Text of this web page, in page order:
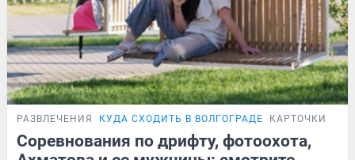
РАЗВЛЕЧЕНИЯ КУДА СХОДИТЬ В ВОЛГОГРАДЕ КАРТОЧКИ
Соревнования по дрифту, фотоохота,